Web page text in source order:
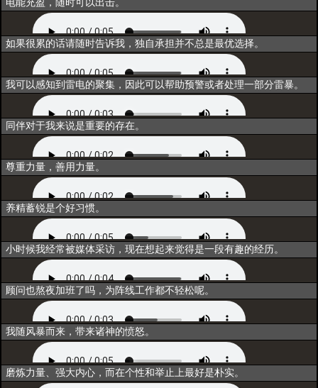
互动2
如果很累的话请随时告诉我，独自承担并不总是最优选择。
互动3
我可以感知到雷电的聚集，因此可以帮助预警或者处理一部分雷暴。
互动4
同伴对于我来说是重要的存在。
互动5
尊重力量，善用力量。
闲聊1
养精蓄锐是个好习惯。
闲聊2
小时候我经常被媒体采访，现在想起来觉得是一段有趣的经历。
闲聊3
顾问也熬夜加班了吗，为阵线工作都不轻松呢。
唤醒
我随风暴而来，带来诸神的愤怒。
同行
磨炼力量、强大内心，而在个性和举止上最好是朴实。